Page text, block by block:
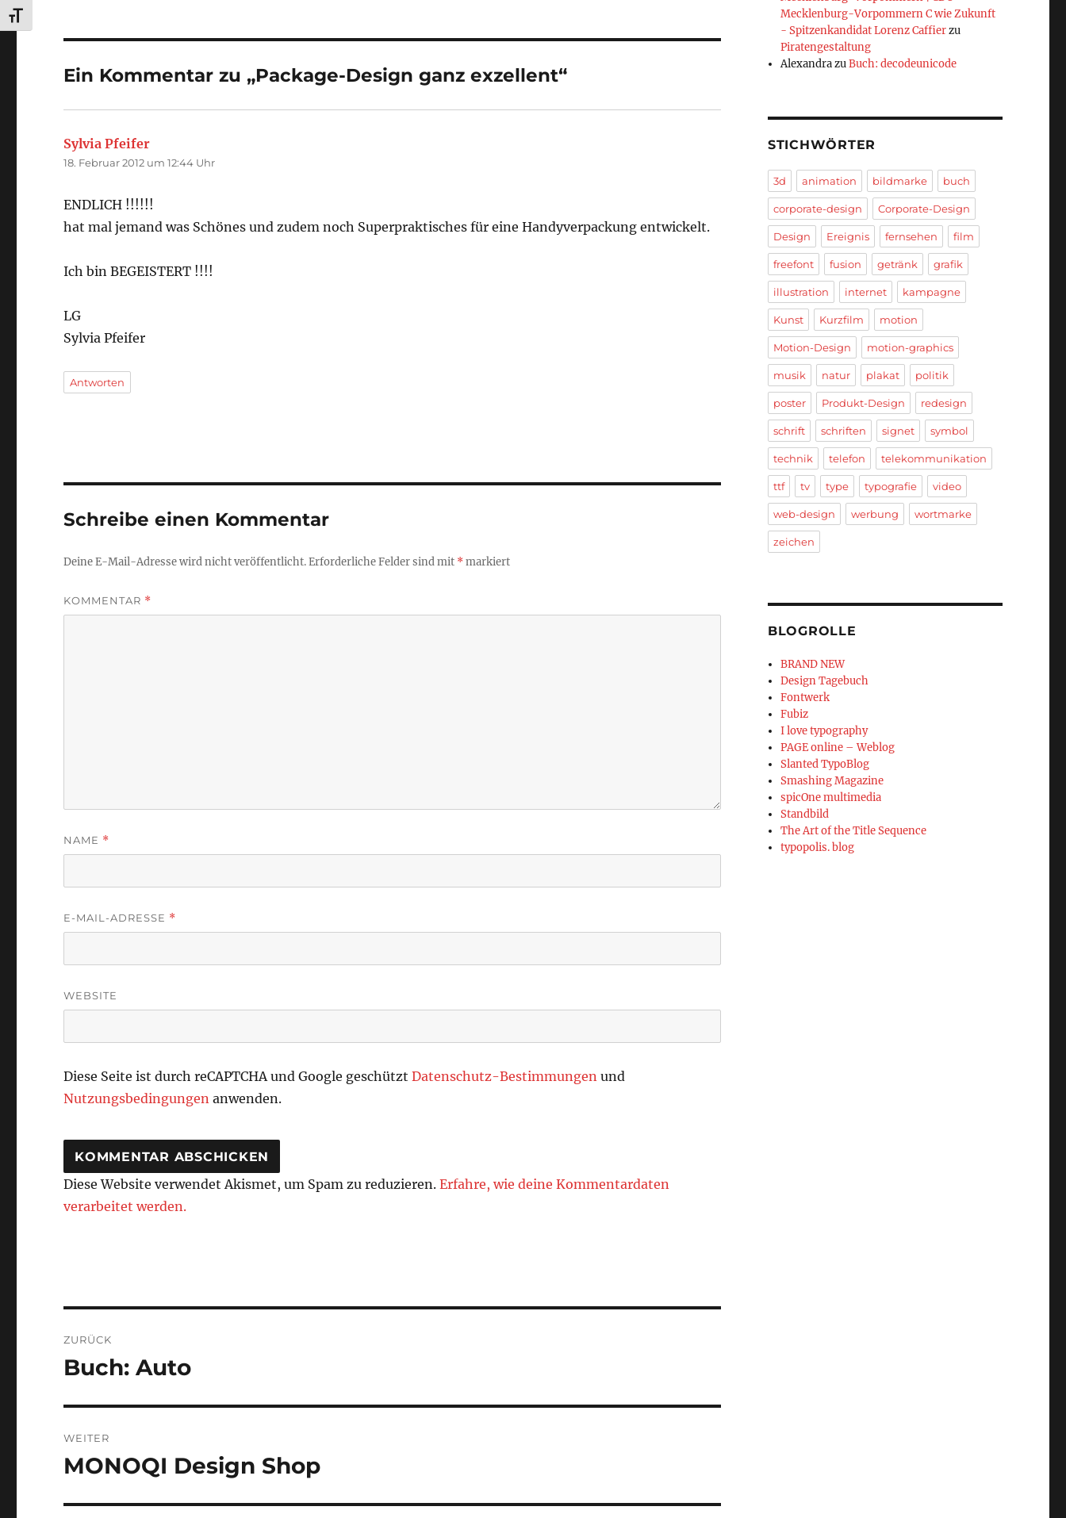
SCHRIFT VERGRÖSSERN
Ein Kommentar zu „Package-Design ganz exzellent“
Sylvia Pfeifer
18. Februar 2012 um 12:44 Uhr
ENDLICH !!!!!!
hat mal jemand was Schönes und zudem noch Superpraktisches für eine Handyverpackung entwickelt.
Ich bin BEGEISTERT !!!!
LG
Sylvia Pfeifer
Antworten
Schreibe einen Kommentar
Deine E-Mail-Adresse wird nicht veröffentlicht.Erforderliche Felder sind mit *markiert
KOMMENTAR *
NAME *
E-MAIL-ADRESSE *
WEBSITE
Diese Seite ist durch reCAPTCHA und Google geschütztDatenschutz-Bestimmungen und
Nutzungsbedingungen anwenden.
Diese Website verwendet Akismet, um Spam zu reduzieren.Erfahre, wie deine Kommentardaten
verarbeitet werden.
ZURÜCK
Vorheriger
Buch: Auto
WEITER
Nächster
MONOQI Design Shop
Mecklenburg-Vorpommern C wie Zukunft
- Spitzenkandidat Lorenz Caffierzu
Piratengestaltung
AlexandrazuBuch: decodeunicode
STICHWÖRTER
3d animation bildmarke buch
corporate-design Corporate-Design
Design Ereignis fernsehen film
freefont fusion getränk grafik
illustration internet kampagne
Kunst Kurzfilm motion
Motion-Design motion-graphics
musik natur plakat politik
poster Produkt-Design redesign
schrift schriften signet symbol
technik telefon telekommunikation
ttf tv type typografie video
web-design werbung wortmarke
zeichen
BLOGROLLE
BRAND NEW
Design Tagebuch
Fontwerk
Fubiz
I love typography
PAGE online – Weblog
Slanted TypoBlog
Smashing Magazine
spicOne multimedia
Standbild
The Art of the Title Sequence
typopolis. blog